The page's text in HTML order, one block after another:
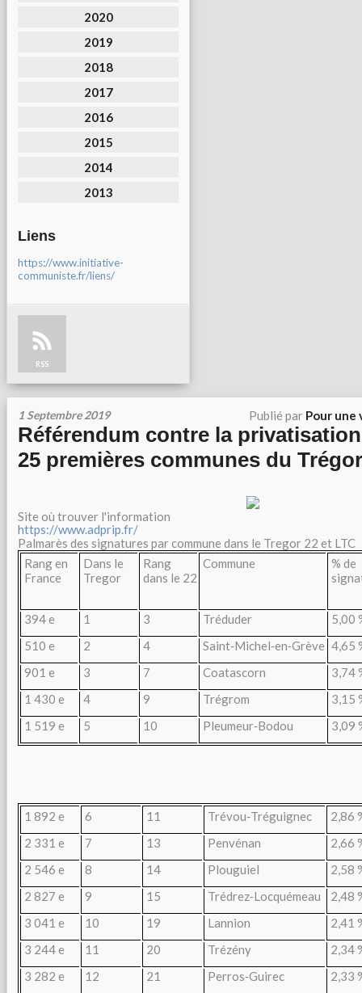
2020
2019
2018
2017
2016
2015
2014
2013
Liens
https://www.initiative-
communiste.fr/liens/
RSS
1 Septembre 2019 Publié par Pour une
Référendum contre la
25 premières communes du
Site où trouver l'information
https://www.adprip.fr/
Palmarès des signatures par commune dans le Tregor 22 et LTC
Rang en
France
Dans le
Tregor
Rang
dans le 22
Commune
% de
394 e 1 3 Tréduder
5,00
510 e
2 4 Saint‑Michel‑en‑Grève 4,65
901 e
3 7 Coatascorn
3,74
1 430 e
4 9 Trégrom
3,15
1 519 e
5 10 Pleumeur‑Bodou 3,09
1 892 e 6 11 Trévou‑Tréguignec
2,86
2 331 e
7 13 Penvénan
2,66
2 546 e
8 14 Plouguiel
2,58
2 827 e
9 15 Trédrez‑Locquémeau
2,48
3 041 e
10 19 Lannion
2,41
3 244 e
11 20 Trézény
2,34
3 282 e
12 21 Perros‑Guirec 2,33